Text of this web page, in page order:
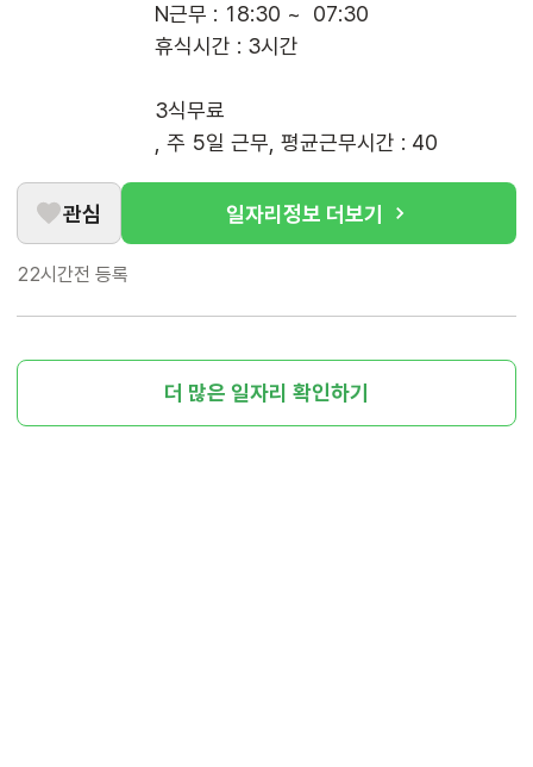
N근무 : 18:30 ~  07:30
휴식시간 : 3시간
3식무료
, 주 5일 근무, 평균근무시간 : 40
관심 일자리정보 더보기
22시간전 등록
더 많은 일자리 확인하기